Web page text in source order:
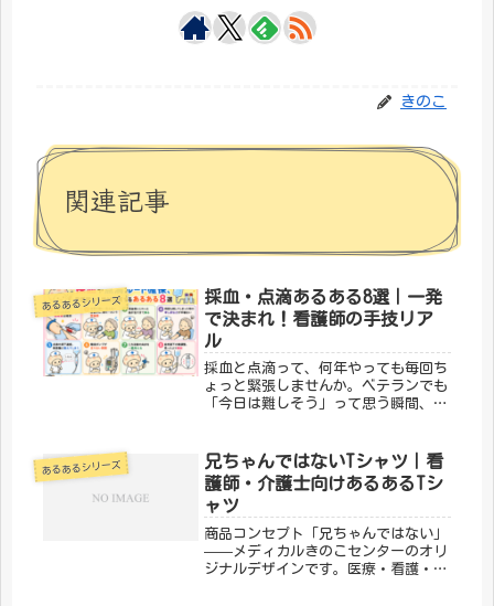
きのこ
関連記事
あるあるシリーズ
採血・点滴あるある8選｜一発
で決まれ！看護師の手技リア
ル
採血と点滴って、何年やっても毎回ち
ょっと緊張しませんか。ベテランでも
「今日は難しそう」って思う瞬間、あ
ッと血管にハマる感覚。陰圧がかかっ
て血がすーっと引けてくるあの感じ、
こ...
あるあるシリーズ
兄ちゃんではないTシャツ｜看
護師・介護士向けあるあるTシ
ャツ
商品コンセプト「兄ちゃんではない」
——メディカルきのこセンターのオリ
ジナルデザインです。医療・看護・介